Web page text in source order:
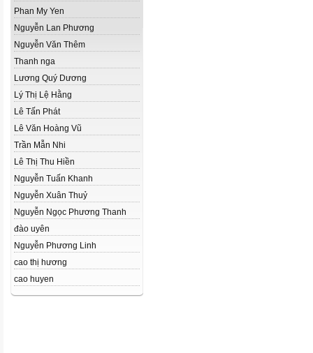
Phan My Yen
Nguyễn Lan Phương
Nguyễn Văn Thêm
Thanh nga
Lương Quý Dương
Lý Thị Lệ Hằng
Lê Tấn Phát
Lê Văn Hoàng Vũ
Trần Mẫn Nhi
Lê Thị Thu Hiền
Nguyễn Tuấn Khanh
Nguyễn Xuân Thuỷ
Nguyễn Ngọc Phương Thanh
đào uyên
Nguyễn Phương Linh
cao thị hương
cao huyen